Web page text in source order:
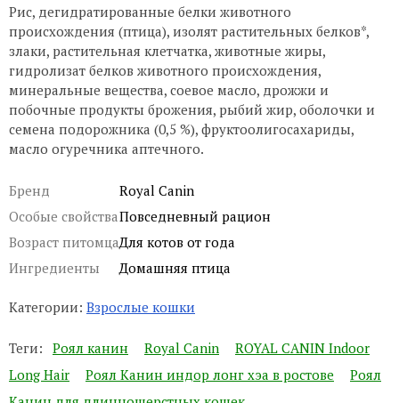
Рис, дегидратированные белки животного
происхождения (птица), изолят растительных белков*,
злаки, растительная клетчатка, животные жиры,
гидролизат белков животного происхождения,
минеральные вещества, соевое масло, дрожжи и
побочные продукты брожения, рыбий жир, оболочки и
семена подорожника (0,5 %), фруктоолигосахариды,
масло огуречника аптечного.
Бренд
Royal Canin
Особые свойстваПовседневный рацион
Возраст питомцаДля котов от года
Ингредиенты
Домашняя птица
Категории: Взрослые кошки
Теги: Роял канин Royal Canin
ROYAL CANIN Indoor
Long Hair
Роял Канин индор лонг хэа в ростове
Роял